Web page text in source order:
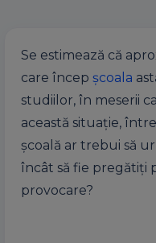
Se estimează că
care încep şcoala
studiilor, în meserii
această situaţie,
şcoală ar trebui să
încât să fie pregătiţi
provocare?